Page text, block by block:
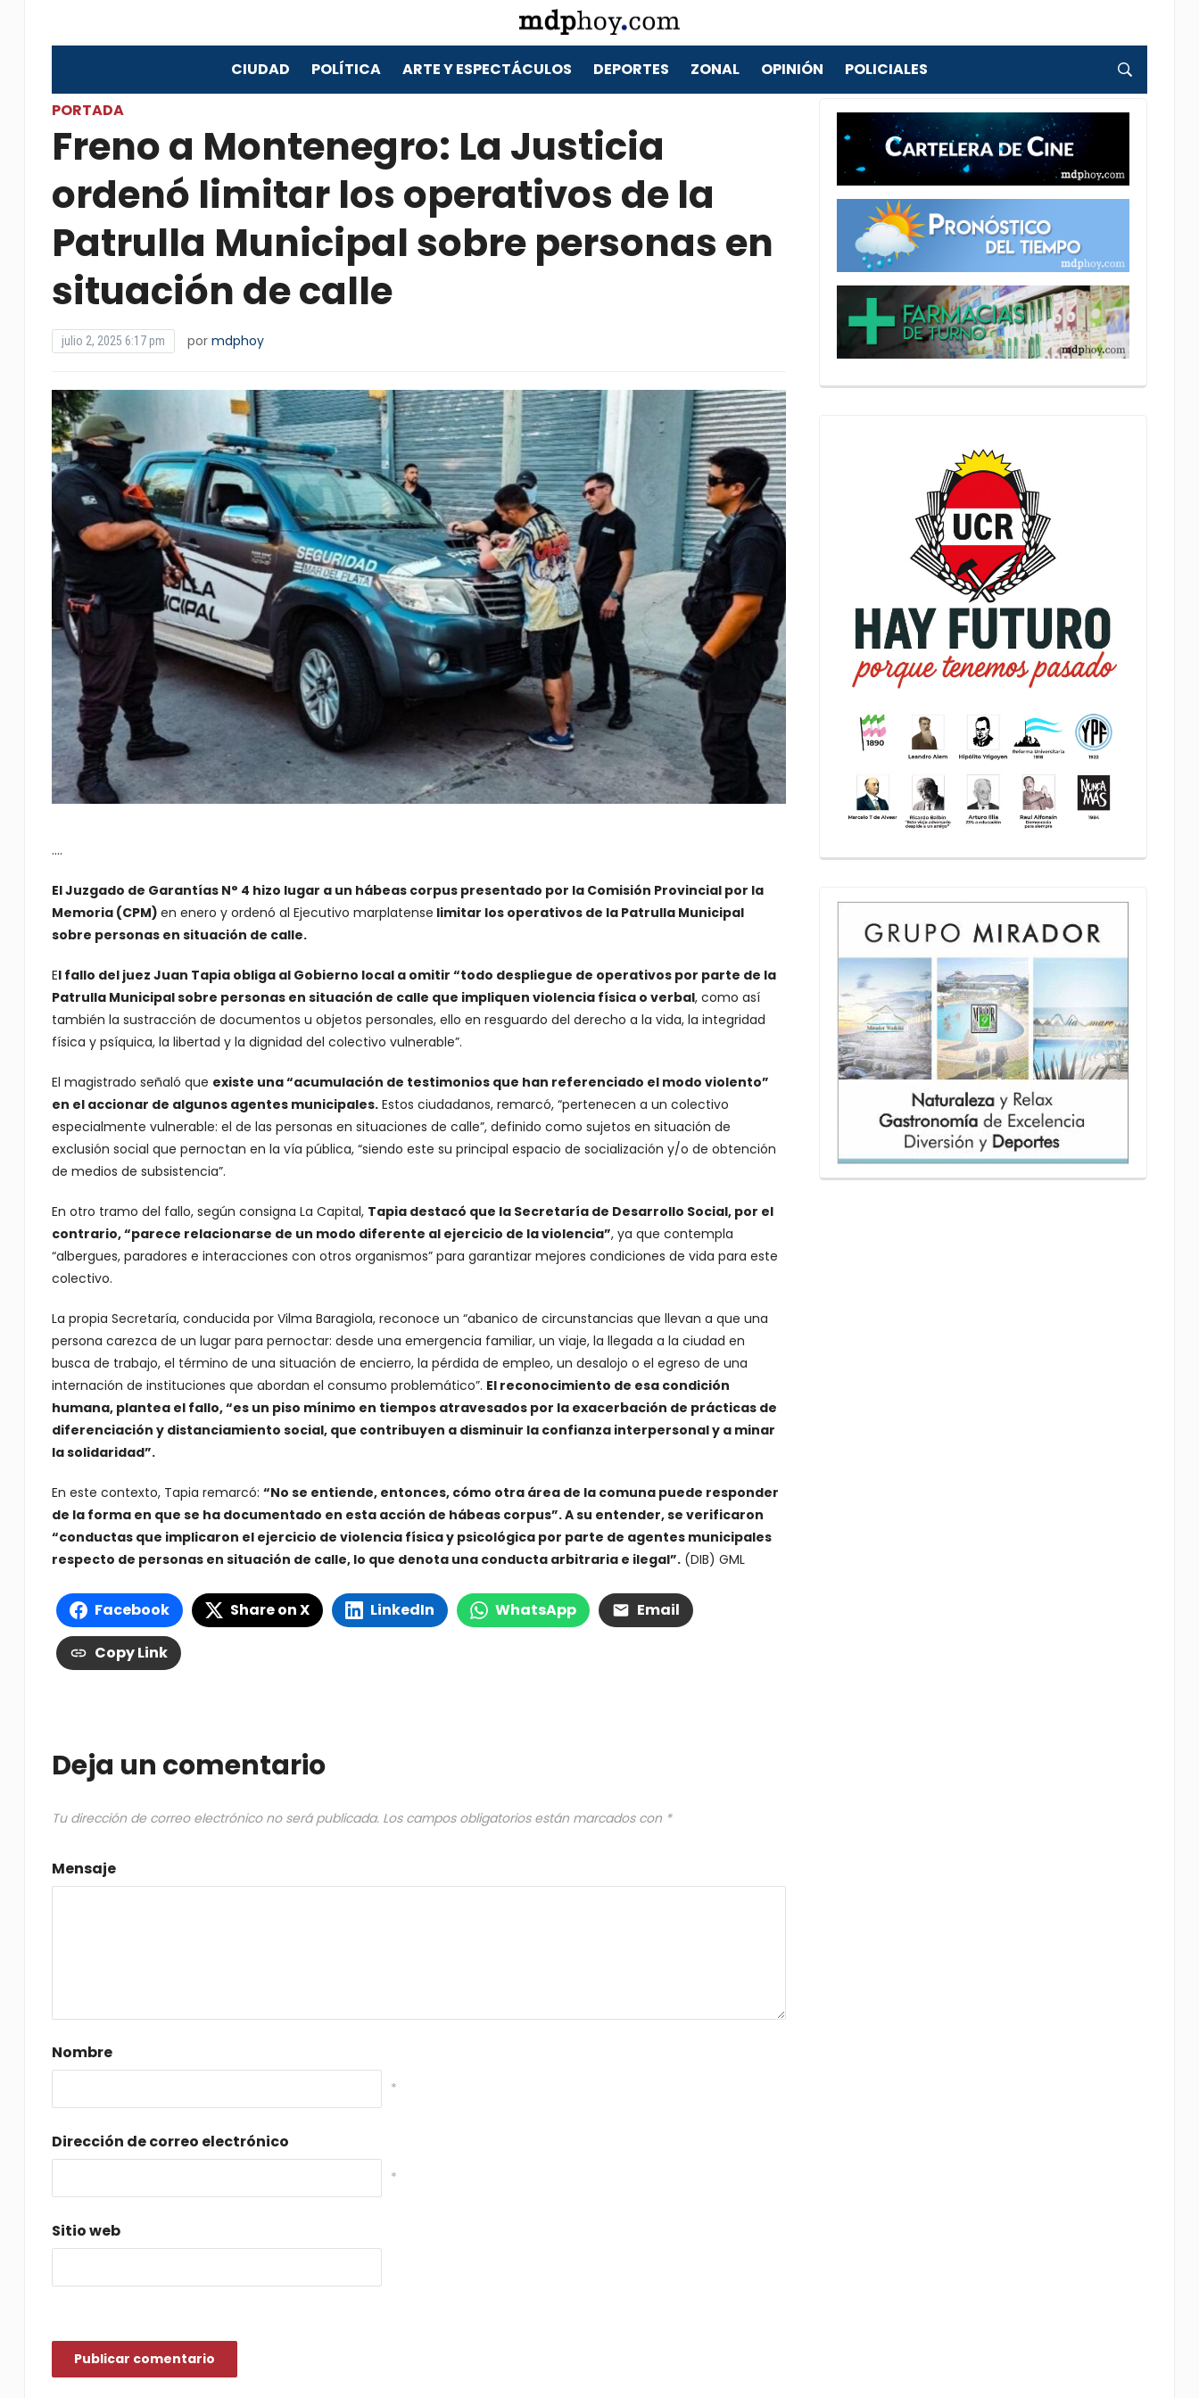
CIUDAD POLÍTICA ARTE Y ESPECTÁCULOS DEPORTES ZONAL OPINIÓN
POLICIALES
PORTADA
Freno a Montenegro: La Justicia
ordenó limitar los operativos de la
Patrulla Municipal sobre personas en
situación de calle
julio 2, 2025 6:17 pm por mdphoy
….
El Juzgado de Garantías N° 4 hizo lugar a un hábeas corpus presentado por la Comisión Provincial por la
Memoria (CPM) en enero y ordenó al Ejecutivo marplatense limitar los operativos de la Patrulla Municipal
sobre personas en situación de calle.
El fallo del juez Juan Tapia obliga al Gobierno local a omitir “todo despliegue de operativos por parte de la
Patrulla Municipal sobre personas en situación de calle que impliquen violencia física o verbal, como así
también la sustracción de documentos u objetos personales, ello en resguardo del derecho a la vida, la integridad
física y psíquica, la libertad y la dignidad del colectivo vulnerable”.
El magistrado señaló que existe una “acumulación de testimonios que han referenciado el modo violento”
en el accionar de algunos agentes municipales.Estos ciudadanos, remarcó, “pertenecen a un colectivo
especialmente vulnerable: el de las personas en situaciones de calle”, definido como sujetos en situación de
exclusión social que pernoctan en la vía pública, “siendo este su principal espacio de socialización y/o de obtención
de medios de subsistencia”.
En otro tramo del fallo, según consigna La Capital, Tapia destacó que la Secretaría de Desarrollo Social, por el
contrario, “parece relacionarse de un modo diferente al ejercicio de la violencia”, ya que contempla
“albergues, paradores e interacciones con otros organismos” para garantizar mejores condiciones de vida para este
colectivo.
La propia Secretaría, conducida por Vilma Baragiola, reconoce un “abanico de circunstancias que llevan a que una
persona carezca de un lugar para pernoctar: desde una emergencia familiar, un viaje, la llegada a la ciudad en
busca de trabajo, el término de una situación de encierro, la pérdida de empleo, un desalojo o el egreso de una
internación de instituciones que abordan el consumo problemático”. El reconocimiento de esa condición
humana, plantea el fallo, “es un piso mínimo en tiempos atravesados por la exacerbación de prácticas de
diferenciación y distanciamiento social, que contribuyen a disminuir la confianza interpersonal y a minar
la solidaridad”.
En este contexto, Tapia remarcó: “No se entiende, entonces, cómo otra área de la comuna puede responder
de la forma en que se ha documentado en esta acción de hábeas corpus”. A su entender, se verificaron
“conductas que implicaron el ejercicio de violencia física y psicológica por parte de agentes municipales
respecto de personas en situación de calle, lo que denota una conducta arbitraria e ilegal”.(DIB) GML
Facebook Share on X LinkedIn WhatsApp Email
Copy Link
Deja un comentario
Tu dirección de correo electrónico no será publicada. Los campos obligatorios están marcados con *
Mensaje
Nombre
*
Dirección de correo electrónico
*
Sitio web